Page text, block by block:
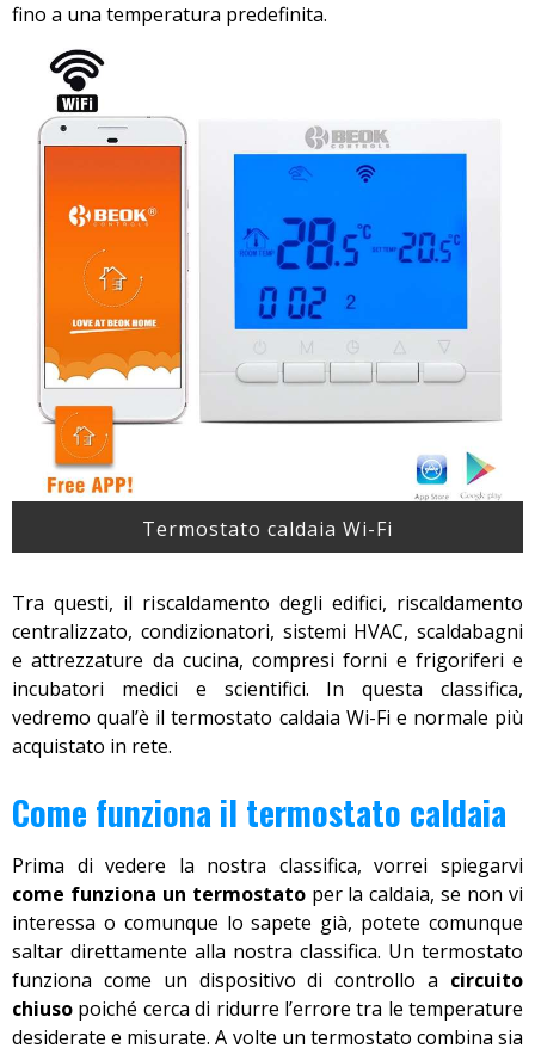
fino a una temperatura predefinita.
Termostato caldaia Wi-Fi
Tra questi, il riscaldamento degli edifici, riscaldamento
centralizzato, condizionatori, sistemi HVAC, scaldabagni
e attrezzature da cucina, compresi forni e frigoriferi e
incubatori medici e scientifici. In questa classifica,
vedremo qual’è il termostato caldaia Wi-Fi e normale più
acquistato in rete.
Come funziona il termostato caldaia
Prima di vedere la nostra classifica, vorrei spiegarvi
come funziona un termostatoper la caldaia, se non vi
interessa o comunque lo sapete già, potete comunque
saltar direttamente alla nostra classifica. Un termostato
funziona come un dispositivo di controllo a circuito
chiuso poiché cerca di ridurre l’errore tra le temperature
desiderate e misurate. A volte un termostato combina sia